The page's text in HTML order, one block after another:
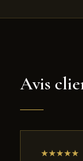
Avis
★★★★★